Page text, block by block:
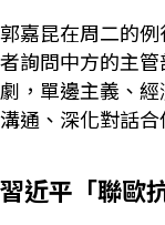
郭嘉昆在周二的
者詢問中方的主
劇，單邊主義、
溝通、深化對話
習近平「聯歐